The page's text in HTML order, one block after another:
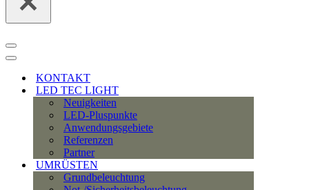
Navigationsmenü
Navigationsmenü
KONTAKT
LED TEC LIGHT
Neuigkeiten
LED-Pluspunkte
Anwendungsgebiete
Referenzen
Partner
UMRÜSTEN
Grundbeleuchtung